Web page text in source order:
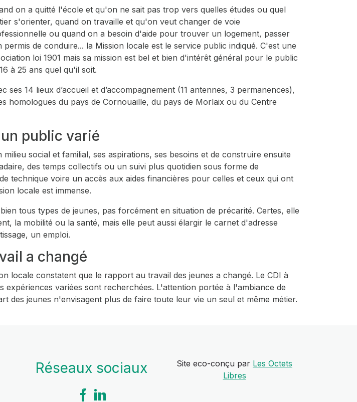
on a quitté l'école et qu'on ne sait pas trop vers quelles études ou quel
s'orienter, quand on travaille et qu'on veut changer de voie
ou quand on a besoin d'aide pour trouver un logement, passer
permis de conduire... la Mission locale est le service public indiqué. C'est une
loi 1901 mais sa mission est bel et bien d'intérêt général pour le public
à 25 ans quel qu'il soit.
ses 14 lieux d’accueil et d’accompagnement (11 antennes, 3 permanences),
homologues du pays de Cornouaille, du pays de Morlaix ou du Centre
public varié
social et familial, ses aspirations, ses besoins et de construire ensuite
des temps collectifs ou un suivi plus quotidien sous forme de
technique voire un accès aux aides financières pour celles et ceux qui ont
locale est immense.
tous types de jeunes, pas forcément en situation de précarité. Certes, elle
la mobilité ou la santé, mais elle peut aussi élargir le carnet d'adresse
un emploi.
a changé
locale constatent que le rapport au travail des jeunes a changé. Le CDI à
variées sont recherchées. L'attention portée à l'ambiance de
des jeunes n'envisagent plus de faire toute leur vie un seul et même métier.
Réseaux sociaux Site eco-conçu par Les Octets
Libres